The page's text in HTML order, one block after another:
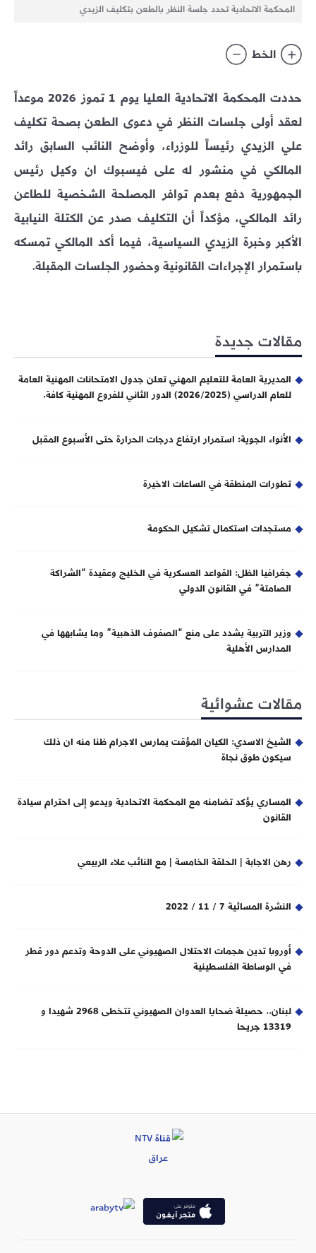
المحكمة الاتحادية تحدد جلسة النظر بالطعن بتكليف الزيدي
الخط
حددت المحكمة الاتحادية العليا يوم 1 تموز 2026 موعداً
لعقد أولى جلسات النظر في دعوى الطعن بصحة تكليف
علي الزيدي رئيساً للوزراء، وأوضح النائب السابق رائد
المالكي في منشور له على فيسبوك ان وكيل رئيس
الجمهورية دفع بعدم توافر المصلحة الشخصية للطاعن
رائد المالكي، مؤكداً أن التكليف صدر عن الكتلة النيابية
الأكبر وخبرة الزيدي السياسية، فيما أكد المالكي تمسكه
باستمرار الإجراءات القانونية وحضور الجلسات المقبلة.
مقالات جديدة
المديرية العامة للتعليم المهني تعلن جدول الامتحانات المهنية العامة
للعام الدراسي (2026/2025) الدور الثاني للفروع المهنية كافة.
الأنواء الجوية: استمرار ارتفاع درجات الحرارة حتى الأسبوع المقبل
تطورات المنطقة في الساعات الاخيرة
مستجدات استكمال تشكيل الحكومة
جغرافيا الظل: القواعد العسكرية في الخليج وعقيدة “الشراكة
الصامتة” في القانون الدولي
وزير التربية يشدد على منع “الصفوف الذهبية” وما يشابهها في
المدارس الأهلية
مقالات عشوائية
الشيخ الاسدي: الكيان المؤقت يمارس الاجرام ظنا منه ان ذلك
سيكون طوق نجاة
المساري يؤكد تضامنه مع المحكمة الاتحادية ويدعو إلى احترام سيادة
القانون
رهن الاجابة | الحلقة الخامسة | مع النائب علاء الربيعي
النشرة المسائية 7 / 11 / 2022
أوروبا تدين هجمات الاحتلال الصهيوني على الدوحة وتدعم دور قطر
في الوساطة الفلسطينية
لبنان.. حصيلة ضحايا العدوان الصهيوني تتخطى 2968 شهيدا و
13319 جريحا